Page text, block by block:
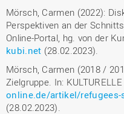
Mörsch, Carmen (2022):
Perspektiven an der
Online-Portal, hg. von der
kubi.net (28.02.2023).
Mörsch, Carmen (2018 /
Zielgruppe. In:
online.de/artikel/
(28.02.2023).